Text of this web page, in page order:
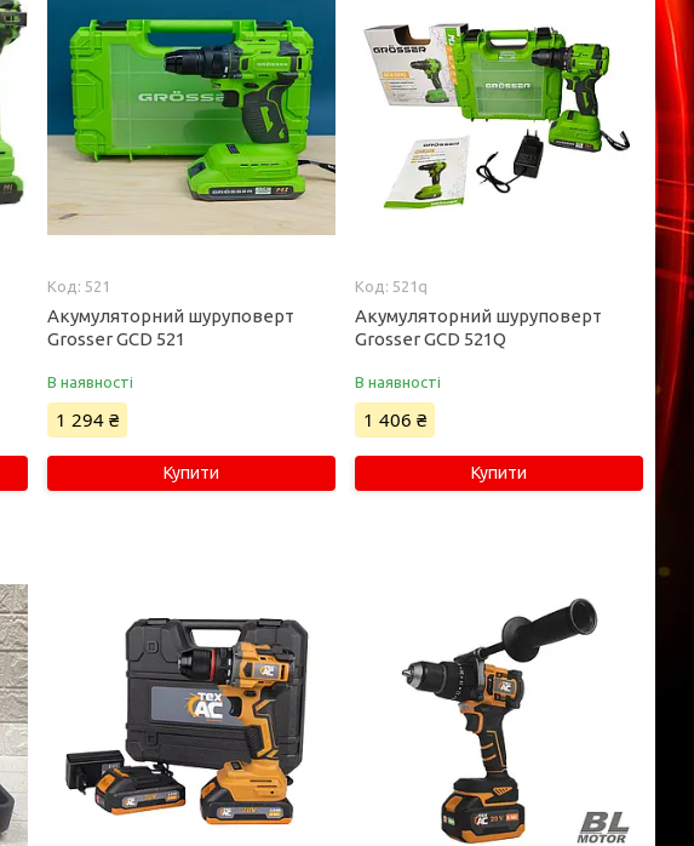
521
Акумуляторний шуруповерт
Grosser GCD 521
В наявності
1 294 ₴
Купити
521q
Акумуляторний шуруповерт
Grosser GCD 521Q
В наявності
1 406 ₴
Купити